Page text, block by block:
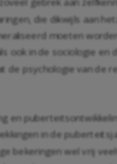
die dikwijls aan
moeten
ook in de sociologie
psychologie van de
in de
wel vrij